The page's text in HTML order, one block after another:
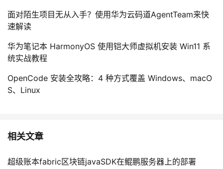
面对陌生项目无从入手？使用华为云码道AgentTeam来快
速解读
华为笔记本 HarmonyOS 使用铠大师虚拟机安装 Win11 系
统实战教程
OpenCode 安装全攻略：4 种方式覆盖 Windows、macO
S、Linux
相关文章
超级账本fabric区块链javaSDK在鲲鹏服务器上的部署